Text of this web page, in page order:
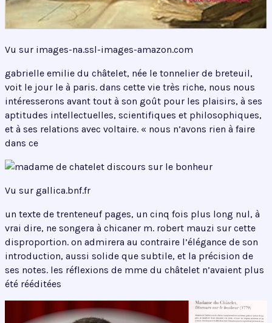
Vu sur images-na.ssl-images-amazon.com
gabrielle emilie du châtelet, née le tonnelier de breteuil,
voit le jour le à paris. dans cette vie très riche, nous nous
intéresserons avant tout à son goût pour les plaisirs, à ses
aptitudes intellectuelles, scientifiques et philosophiques,
et à ses relations avec voltaire. « nous n’avons rien à faire
dans ce
Vu sur gallica.bnf.fr
un texte de trenteneuf pages, un cinq fois plus long nul, à
vrai dire, ne songera à chicaner m. robert mauzi sur cette
disproportion. on admirera au contraire l’élégance de son
introduction, aussi solide que subtile, et la précision de
ses notes. les réflexions de mme du châtelet n’avaient plus
été rééditées